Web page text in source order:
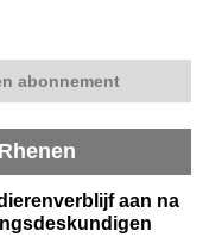
abonnement
aan na